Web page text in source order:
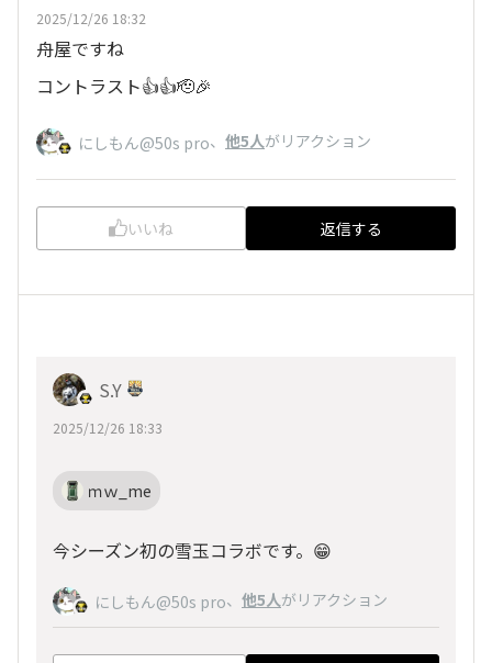
2025/12/26 18:32
舟屋ですね
コントラスト👍👍🫡🎉
にしもん@50s pro、 他5人がリアクション
いいね 返信する
S.Y
2025/12/26 18:33
ｍｗ_me
今シーズン初の雪玉コラボです。😁
にしもん@50s pro、 他5人がリアクション